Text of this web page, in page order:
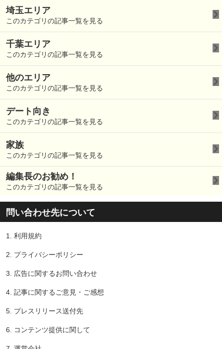
埼玉エリア
このカテゴリの記事一覧を見る
千葉エリア
このカテゴリの記事一覧を見る
他のエリア
このカテゴリの記事一覧を見る
デート向き
このカテゴリの記事一覧を見る
家族
このカテゴリの記事一覧を見る
編集長のお勧め！
このカテゴリの記事一覧を見る
問い合わせ先について
1. 利用規約
2. プライバシーポリシー
3. 広告に関するお問い合わせ
4. 記事に関するご意見・ご感想
5. プレスリリース送付先
6. コンテンツ提供に関して